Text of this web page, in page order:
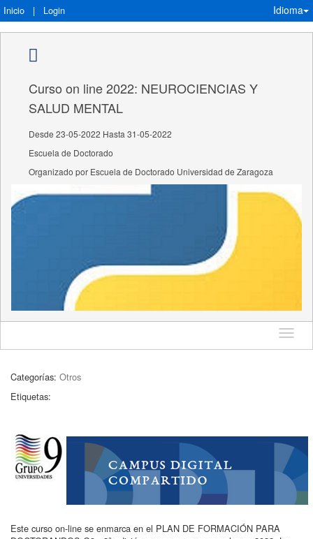
Inicio | Login Idioma
Curso on line 2022: NEUROCIENCIAS Y
SALUD MENTAL
Desde 23-05-2022 Hasta 31-05-2022
Escuela de Doctorado
Organizado por Escuela de Doctorado Universidad de Zaragoza
Idioma
Categorías: Otros
Etiquetas:
Este curso on-line se enmarca en el PLAN DE FORMACIÓN PARA